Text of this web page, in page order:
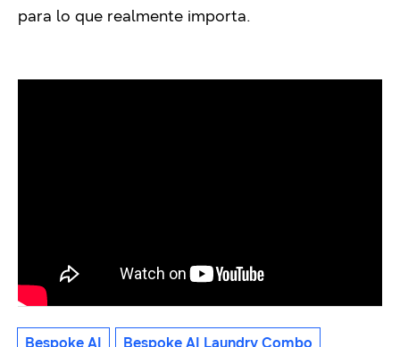
para lo que realmente importa.
Bespoke AI Bespoke AI Laundry Combo